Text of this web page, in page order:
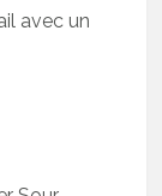
avec un